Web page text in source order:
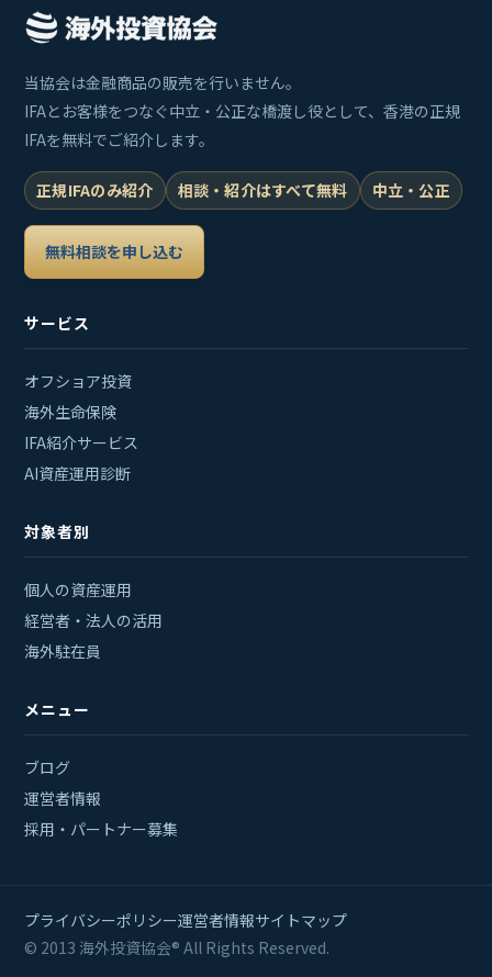
当協会は金融商品の販売を行いません。
IFAとお客様をつなぐ中立・公正な橋渡し役として、香港の正規
IFAを無料でご紹介します。
正規IFAのみ紹介 相談・紹介はすべて無料 中立・公正
無料相談を申し込む
サービス
オフショア投資
海外生命保険
IFA紹介サービス
AI資産運用診断
対象者別
個人の資産運用
経営者・法人の活用
海外駐在員
メニュー
ブログ
運営者情報
採用・パートナー募集
プライバシーポリシー運営者情報サイトマップ
© 2013 海外投資協会® All Rights Reserved.